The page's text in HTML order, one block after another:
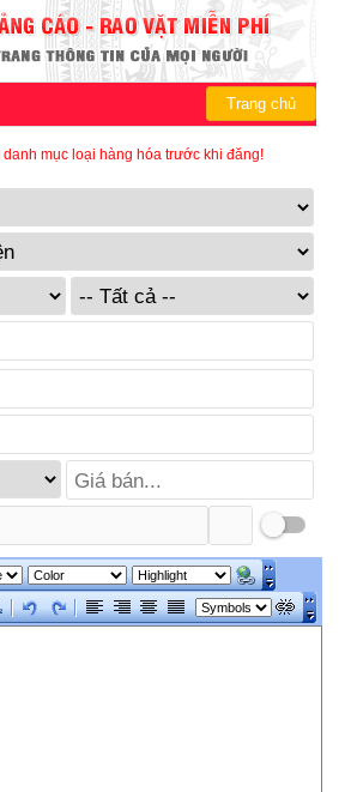
Trang chủ
mục loại hàng hóa trước khi đăng!